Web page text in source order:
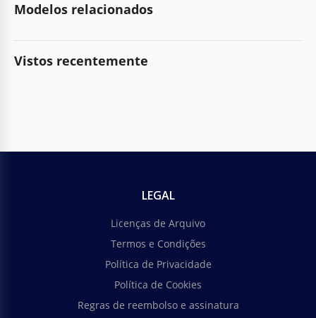
Modelos relacionados
Vistos recentemente
LEGAL
Licenças de Arquivo
Termos e Condições
Política de Privacidade
Política de Cookies
Regras de reembolso e assinatura